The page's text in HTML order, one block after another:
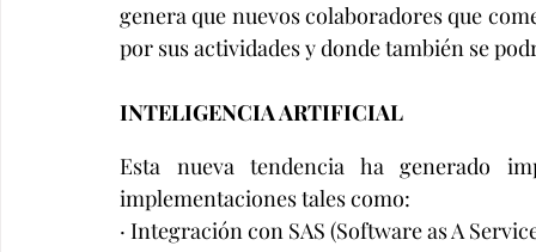
genera que nuevos colaboradores que
por sus actividades y donde también se
INTELIGENCIA ARTIFICIAL
Esta nueva tendencia ha generado
implementaciones tales como:
· Integración con SAS (Software as A